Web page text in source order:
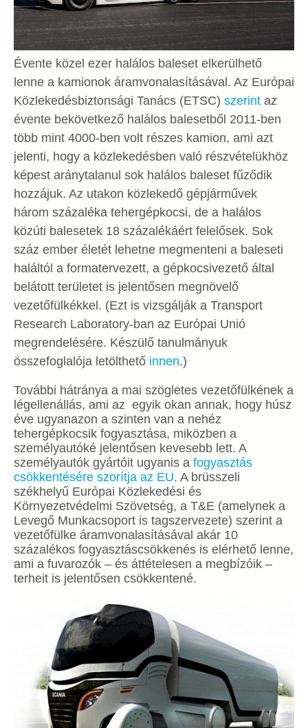
Évente közel ezer halálos baleset elkerülhető
lenne a kamionok áramvonalasításával. Az Európai
Közlekedésbiztonsági Tanács (ETSC) szerint az
évente bekövetkező halálos balesetből 2011-ben
több mint 4000-ben volt részes kamion, ami azt
jelenti, hogy a közlekedésben való részvételükhöz
képest aránytalanul sok halálos baleset fűződik
hozzájuk. Az utakon közlekedő gépjárművek
három százaléka tehergépkocsi, de a halálos
közúti balesetek 18 százalékáért felelősek. Sok
száz ember életét lehetne megmenteni a baleseti
haláltól a formatervezett, a gépkocsivezető által
belátott területet is jelentősen megnövelő
vezetőfülkékkel. (Ezt is vizsgálják a Transport
Research Laboratory-ban az Európai Unió
megrendelésére. Készülő tanulmányuk
összefoglalója letölthető innen.)
További hátránya a mai szögletes vezetőfülkének a
légellenállás, ami az egyik okan annak, hogy húsz
éve ugyanazon a szinten van a nehéz
tehergépkocsik fogyasztása, miközben a
személyautóké jelentősen kevesebb lett. A
személyautók gyártóit ugyanis a fogyasztás
csökkentésére szorítja az EU. A brüsszeli
székhelyű Európai Közlekedési és
Környezetvédelmi Szövetség, a T&E (amelynek a
Levegő Munkacsoport is tagszervezete) szerint a
vezetőfülke áramvonalasításával akár 10
százalékos fogyasztáscsökkenés is elérhető lenne,
ami a fuvarozók – és áttételesen a megbízóik –
terheit is jelentősen csökkentené.